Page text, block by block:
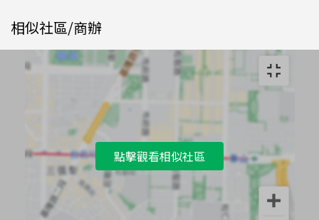
相似社區/商辦
點擊觀看相似社區